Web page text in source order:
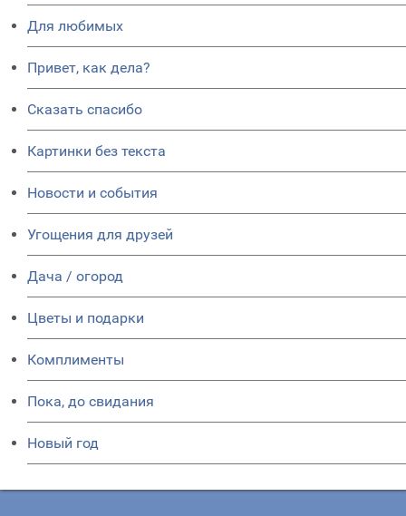
Для любимых
Привет, как дела?
Сказать спасибо
Картинки без текста
Новости и события
Угощения для друзей
Дача / огород
Цветы и подарки
Комплименты
Пока, до свидания
Новый год